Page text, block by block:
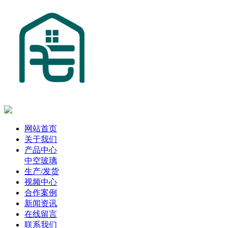
网站首页
关于我们
产品中心
中空玻璃
生产/发货
视频中心
合作案例
新闻资讯
在线留言
联系我们